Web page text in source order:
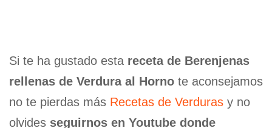
Si te ha gustado esta receta de Berenjenas
rellenas de Verdura al Horno te aconsejamos
no te pierdas más Recetas de Verduras y no
olvides seguirnos en Youtube donde